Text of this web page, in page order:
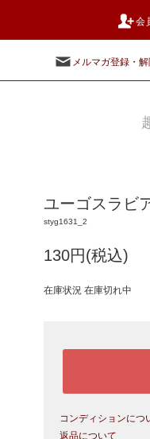
会
メルマガ登録・
ユーゴスラビ
styg1631_2
130円(税込)
在庫状況 在庫切れ中
コンディションにつ
返品について